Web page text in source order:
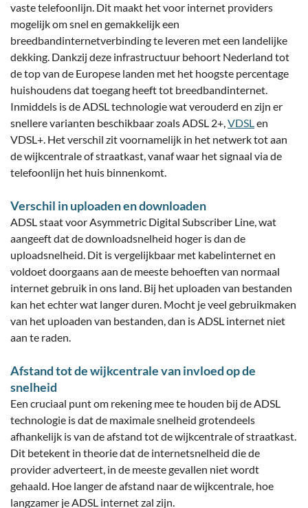
vaste telefoonlijn. Dit maakt het voor internet providers
mogelijk om snel en gemakkelijk een
breedbandinternetverbinding te leveren met een landelijke
dekking. Dankzij deze infrastructuur behoort Nederland tot
de top van de Europese landen met het hoogste percentage
huishoudens dat toegang heeft tot breedbandinternet.
Inmiddels is de ADSL technologie wat verouderd en zijn er
snellere varianten beschikbaar zoals ADSL 2+,VDSLen
VDSL+. Het verschil zit voornamelijk in het netwerk tot aan
de wijkcentrale of straatkast, vanaf waar het signaal via de
telefoonlijn het huis binnenkomt.
Verschil in uploaden en downloaden
ADSL staat voor Asymmetric Digital Subscriber Line, wat
aangeeft dat de downloadsnelheid hoger is dan de
uploadsnelheid. Dit is vergelijkbaar met kabelinternet en
voldoet doorgaans aan de meeste behoeften van normaal
internet gebruik in ons land. Bij het uploaden van bestanden
kan het echter wat langer duren. Mocht je veel gebruikmaken
van het uploaden van bestanden, dan is ADSL internet niet
aan te raden.
Afstand tot de wijkcentrale van invloed op de
snelheid
Een cruciaal punt om rekening mee te houden bij de ADSL
technologie is dat de maximale snelheid grotendeels
afhankelijk is van de afstand tot de wijkcentrale of straatkast.
Dit betekent in theorie dat de internetsnelheid die de
provider adverteert, in de meeste gevallen niet wordt
gehaald. Hoe langer de afstand naar de wijkcentrale, hoe
langzamer je ADSL internet zal zijn.